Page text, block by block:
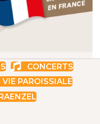
CONCERTS
VIE PAROISSIALE